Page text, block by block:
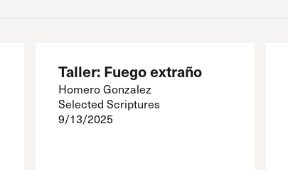
Taller: Fuego extraño
Homero Gonzalez
Selected Scriptures
9/13/2025